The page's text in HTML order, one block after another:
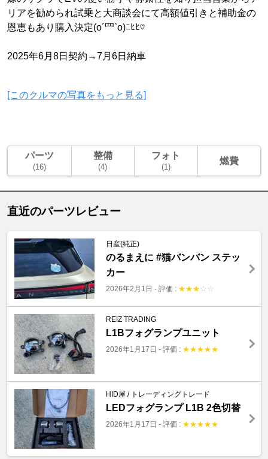
リアを勧められ試乗と大商談会にて高額値引きと補助金の
恩恵もあり購入決定(o´罒`o)ﾆﾋﾋ♡
2025年6月8日契約→7月6日納車
[このクルマの写真をもっと見る]
パーツ
(16)
整備
(4)
フォト
(1)
燃費
直近のパーツレビュー
日産(純正)
のるまえに #猫バンバン ステッ
カー
2026年2月1日 - 評価 : ★★★ ☆ ☆
REIZ TRADING
L1Bフォグランプユニット
2026年1月17日 - 評価 : ★★★★★
HID屋 / トレーディングトレード
LEDフォグランプ L1B 2色切替
2026年1月17日 - 評価 : ★★★★★